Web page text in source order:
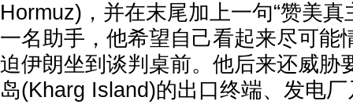
Hormuz)，并在末尾加上一句“赞美真
一名助手，他希望自己看起来尽可能
迫伊朗坐到谈判桌前。他后来还威胁
岛(Kharg Island)的出口终端、发电